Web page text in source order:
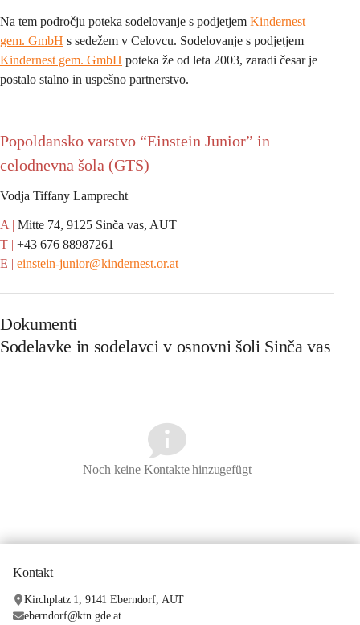
Na tem področju poteka sodelovanje s podjetjem Kindernest
gem. GmbH s sedežem v Celovcu. Sodelovanje s podjetjem
Kindernest gem. GmbH poteka že od leta 2003, zaradi česar je
postalo stalno in uspešno partnerstvo.
Popoldansko varstvo “Einstein Junior” in
celodnevna šola (GTS)
Vodja Tiffany Lamprecht
A | Mitte 74, 9125 Sinča vas, AUT
T | +43 676 88987261
E | einstein-junior@kindernest.or.at
Dokumenti
Sodelavke in sodelavci v osnovni šoli Sinča vas
Noch keine Kontakte hinzugefügt
Kontakt
Kirchplatz 1, 9141 Eberndorf, AUT
eberndorf@ktn.gde.at